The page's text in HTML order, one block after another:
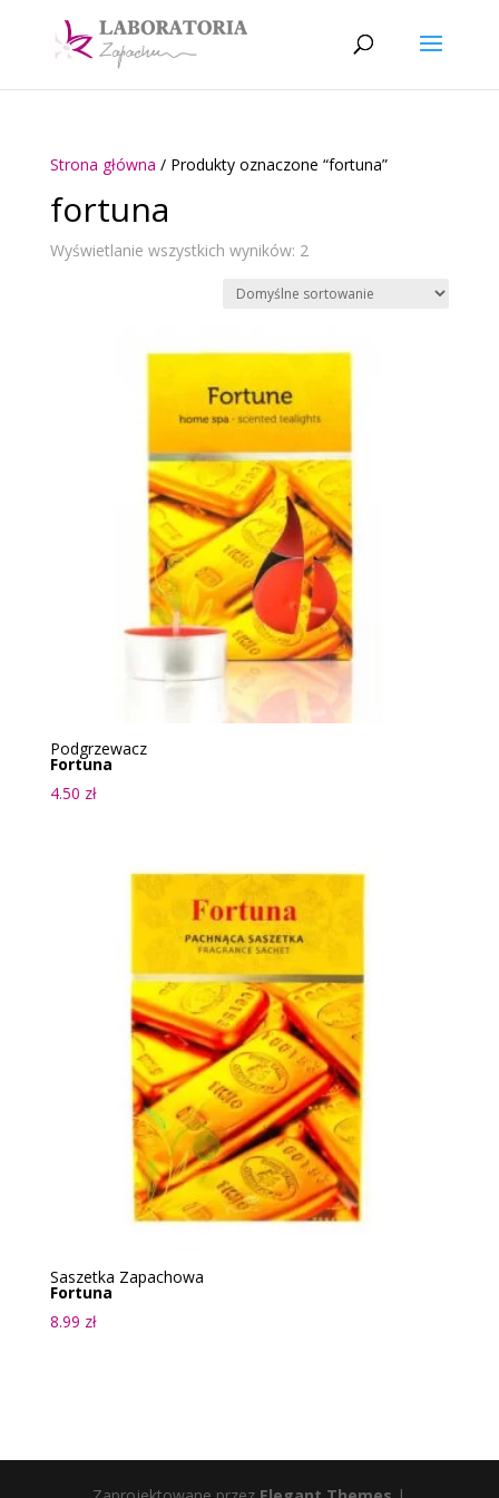
Strona główna / Produkty oznaczone “fortuna”
fortuna
Wyświetlanie wszystkich wyników: 2
Podgrzewacz
Fortuna
4.50 zł
Saszetka Zapachowa
Fortuna
8.99 zł